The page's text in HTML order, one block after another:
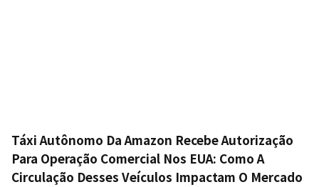
Táxi Autônomo Da Amazon Recebe Autorização
Para Operação Comercial Nos EUA: Como A
Circulação Desses Veículos Impactam O Mercado